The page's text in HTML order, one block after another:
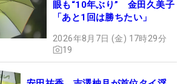
眼も“10年ぶり” 金田久美子
「あと1回は勝ちたい」
2026年8月7日 (金) 17時29分
19